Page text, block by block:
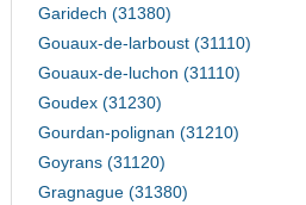
Garidech (31380)
Gouaux-de-larboust (31110)
Gouaux-de-luchon (31110)
Goudex (31230)
Gourdan-polignan (31210)
Goyrans (31120)
Gragnague (31380)